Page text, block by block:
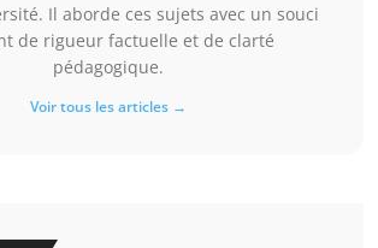
Il aborde ces sujets avec un souci
de rigueur factuelle et de clarté
pédagogique.
Voir tous les articles →